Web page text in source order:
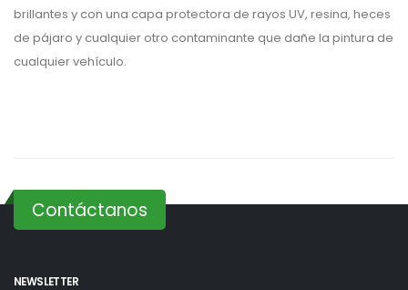
brillantes y con una capa protectora de rayos UV, resina, heces
de pájaro y cualquier otro contaminante que dañe la pintura de
cualquier vehículo.
Contáctanos
NEWSLETTER